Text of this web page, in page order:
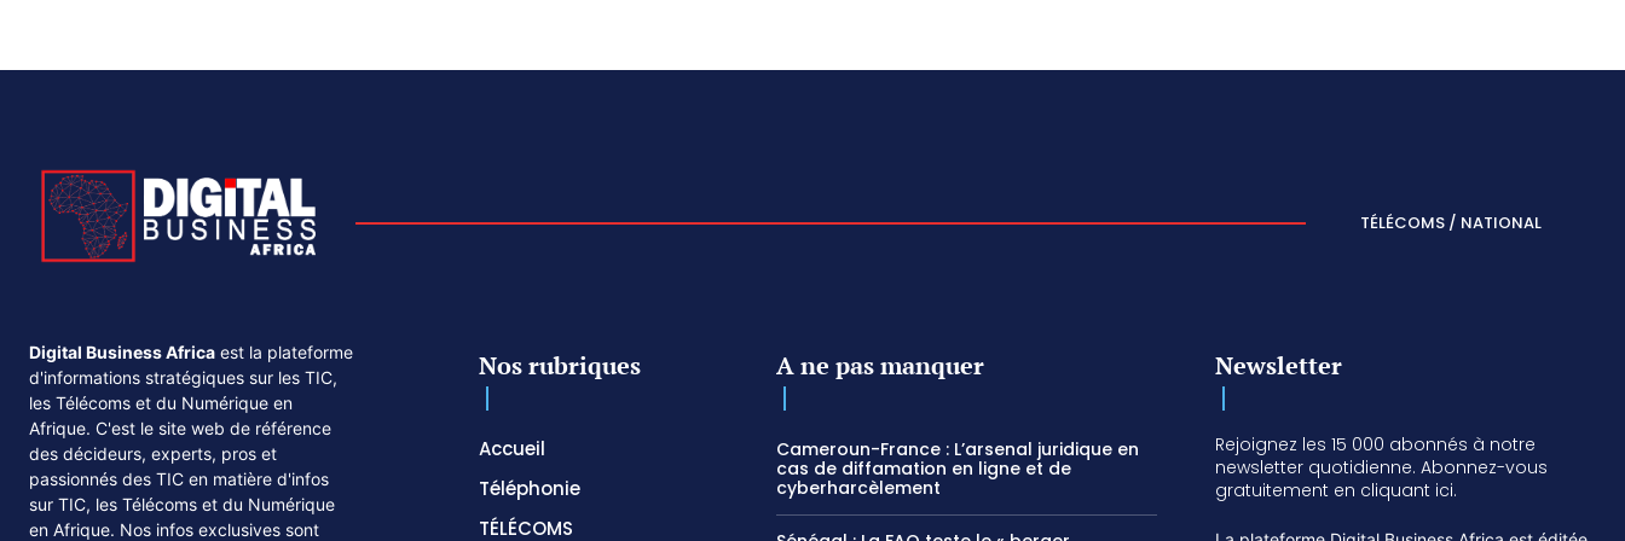
TÉLÉCOMS / NATIONAL
Digital Business Africa est la plateforme
d'informations stratégiques sur les TIC,
les Télécoms et du Numérique en
Afrique. C'est le site web de référence
des décideurs, experts, pros et
passionnés des TIC en matière d'infos
sur TIC, les Télécoms et du Numérique
en Afrique. Nos infos exclusives sont
Nos rubriques
Accueil
Téléphonie
TÉLÉCOMS
A ne pas manquer
Cameroun-France : L’arsenal juridique en
cas de diffamation en ligne et de
cyberharcèlement
Newsletter
Rejoignez les 15 000 abonnés à notre
newsletter quotidienne. Abonnez-vous
gratuitement en cliquant ici.